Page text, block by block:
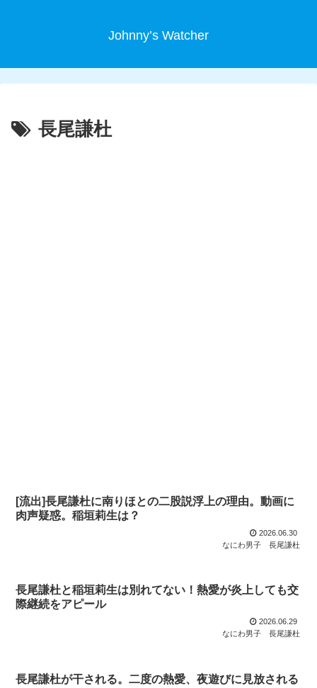
Johnny’s Watcher
長尾謙杜
[流出]長尾謙杜に南りほとの二股説浮上の理由。動画に
肉声疑惑。稲垣莉生は？
2026.06.30
なにわ男子
長尾謙杜
長尾謙杜と稲垣莉生は別れてない！熱愛が炎上しても交
際継続をアピール
2026.06.29
なにわ男子
長尾謙杜
長尾謙杜が干される。二度の熱愛、夜遊びに見放される